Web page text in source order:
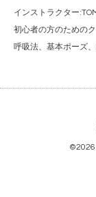
インストラクター
初心者の方のためのク
呼吸法、基本ポーズ
©2026